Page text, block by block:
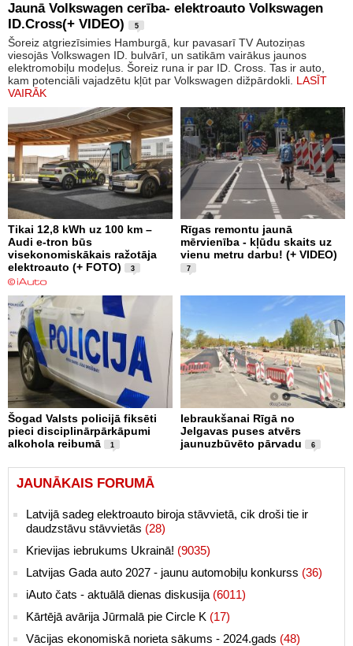
Jaunā Volkswagen cerība- elektroauto Volkswagen
ID.Cross(+ VIDEO)
5
Šoreiz atgriezīsimies Hamburgā, kur pavasarī TV Autoziņas
viesojās Volkswagen ID. bulvārī, un satikām vairākus jaunos
elektromobiļu modeļus. Šoreiz runa ir par ID. Cross. Tas ir auto,
kam potenciāli vajadzētu kļūt par Volkswagen dižpārdokli. LASĪT
VAIRĀK
Tikai 12,8 kWh uz 100 km –
Audi e-tron būs
visekonomiskākais ražotāja
elektroauto (+ FOTO)
3
Rīgas remontu jaunā
mērvienība - kļūdu skaits uz
vienu metru darbu! (+ VIDEO)
7
Šogad Valsts policijā fiksēti
pieci disciplinārpārkāpumi
alkohola reibumā
1
Iebraukšanai Rīgā no
Jelgavas puses atvērs
jaunuzbūvēto pārvadu
6
JAUNĀKAIS FORUMĀ
Latvijā sadeg elektroauto biroja stāvvietā, cik droši tie ir
daudzstāvu stāvvietās (28)
Krievijas iebrukums Ukrainā! (9035)
Latvijas Gada auto 2027 - jaunu automobiļu konkurss (36)
iAuto čats - aktuālā dienas diskusija (6011)
Kārtējā avārija Jūrmalā pie Circle K (17)
Vācijas ekonomiskā norieta sākums - 2024.gads (48)